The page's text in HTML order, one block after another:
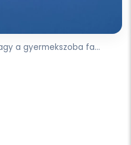
a gyermekszoba fa...